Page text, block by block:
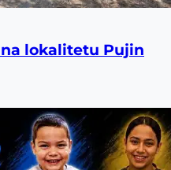
lokalitetu Pujin